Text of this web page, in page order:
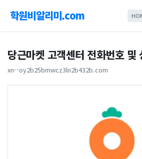
학원비알리미.com
당근마켓 고객센터 전화번호 및
xn--oy2b25bmwcz3ln2b432b.com